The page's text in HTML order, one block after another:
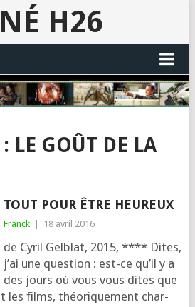
H26
LE GOÛT DE LA
TOUT POUR ÊTRE HEUREUX
Franck 18 avril 2016
de Cyril Gelblat, 2015, **** Dites,
j’ai une ques­tion : est-ce qu’il y a
des jours où vous vous dites que
les films, théo­ri­que­ment char­